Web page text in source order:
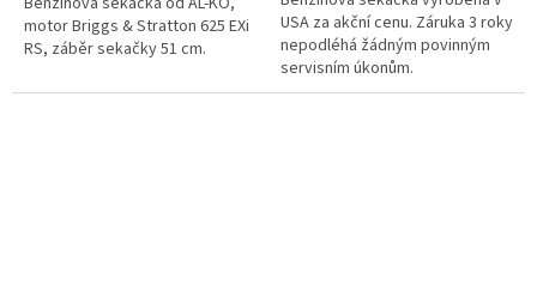
motor Briggs & Stratton 625 EXi
RS, záběr sekačky 51 cm.
USA za akční cenu. Záruka 3 roky
nepodléhá žádným povinným
servisním úkonům.